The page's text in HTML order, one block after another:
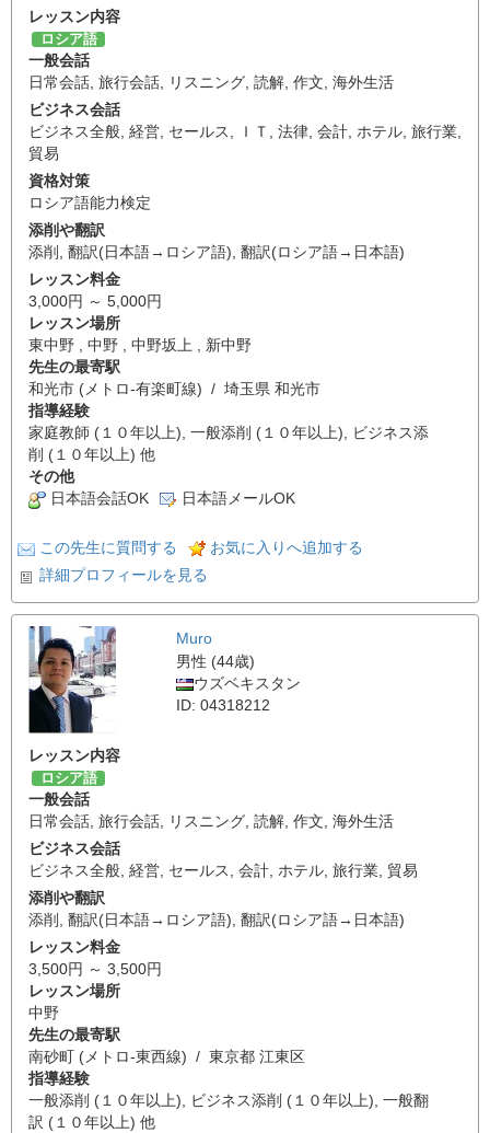
レッスン内容
ロシア語
一般会話
日常会話, 旅行会話, リスニング, 読解, 作文, 海外生活
ビジネス会話
ビジネス全般, 経営, セールス, ＩＴ , 法律, 会計, ホテル, 旅行業,
貿易
資格対策
ロシア語能力検定
添削や翻訳
添削 , 翻訳(日本語→ロシア語), 翻訳(ロシア語→日本語)
レッスン料金
3,000円 ～ 5,000円
レッスン場所
東中野 , 中野 , 中野坂上 , 新中野
先生の最寄駅
和光市 (メトロ-有楽町線) / 埼玉県 和光市
指導経験
家庭教師 (１０年以上), 一般添削 (１０年以上), ビジネス添
削 (１０年以上) 他
その他
日本語会話OK
日本語メールOK
この先生に質問する
お気に入りへ追加する
詳細プロフィールを見る
Muro
男性 (44歳)
ウズベキスタン
ID: 04318212
レッスン内容
ロシア語
一般会話
日常会話 旅行会話 リスニング 読解 作文 海外生活
ビジネス会話
ビジネス全般 経営 セールス 会計 ホテル 旅行業 貿易
添削や翻訳
添削
翻訳(日本語→ロシア語) 翻訳(ロシア語→日本語)
レッスン料金
3,500円 ～ 3,500円
レッスン場所
中野
先生の最寄駅
南砂町 (メトロ-東西線) / 東京都 江東区
指導経験
一般添削 (１０年以上), ビジネス添削 (１０年以上), 一般翻
訳 (１０年以上) 他